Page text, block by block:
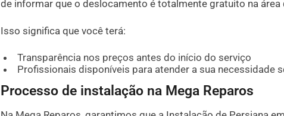
de informar que o deslocamento é totalmente gratuito na área
Isso significa que você terá:
Transparência nos preços antes do início do serviço
Profissionais disponíveis para atender a sua necessidade
Processo de instalação na Mega Reparos